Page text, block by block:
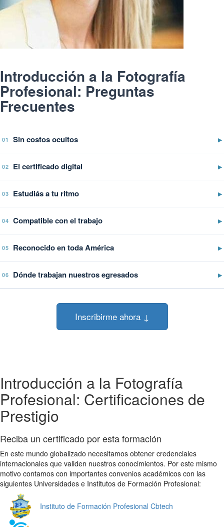
Introducción a la Fotografía
Profesional: Preguntas
Frecuentes
01 Sin costos ocultos ▶
02 El certificado digital ▶
03 Estudiás a tu ritmo ▶
04 Compatible con el trabajo ▶
05 Reconocido en toda América ▶
06 Dónde trabajan nuestros egresados ▶
Inscribirme ahora ↓
Introducción a la Fotografía
Profesional: Certificaciones de
Prestigio
Reciba un certificado por esta formación
En este mundo globalizado necesitamos obtener credenciales
internacionales que validen nuestros conocimientos. Por este mismo
motivo contamos con importantes convenios académicos con las
siguientes Universidades e Institutos de Formación Profesional:
Instituto de Formación Profesional Cbtech